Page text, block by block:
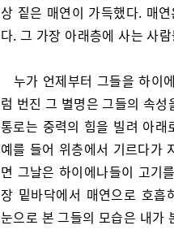
상 짙은 매연이 가득했다. 매
다. 그 가장 아래층에 사는 사
누가 언제부터 그들을 하이
럼 번진 그 별명은 그들의 속
통로는 중력의 힘을 빌려 아
예를 들어 위층에서 기르다가
면 그날은 하이에나들이 고기
장 밑바닥에서 매연으로 호흡
눈으로 본 그들의 모습은 내가